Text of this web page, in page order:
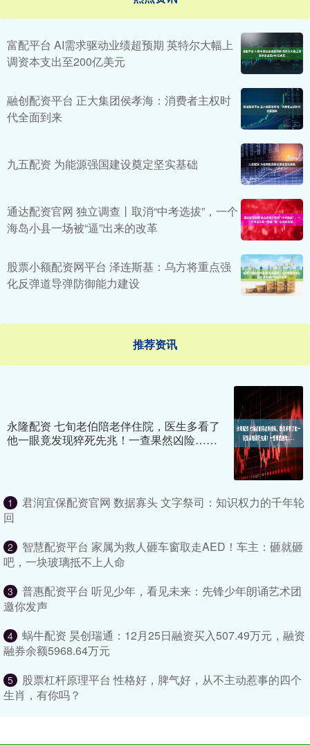
富配平台 AI需求驱动业绩超预期 英特尔大幅上
调资本支出至200亿美元
融创配资平台 正大集团侯孝海：消费者主权时
代全面到来
九五配资 为能源强国建设奠定坚实基础
通达配资官网 独立调查丨取消“中考选拔”，一个
海岛小县一场被“逼”出来的改革
股票小额配资网平台 泽连斯基：乌方将重点强
化反弹道导弹防御能力建设
推荐资讯
永隆配资 七旬老伯陪老伴住院，医生多看了
他一眼竟发现猝死先兆！一查果然凶险……
1
君润宜保配资官网 数据寡头 文字祭司：知识权力的千年轮
回
2
智慧配资平台 家属为救人砸车窗取走AED！车主：砸就砸
吧，一块玻璃抵不上人命
3
普惠配资平台 听见少年，看见未来：先锋少年朗诵艺术团
邀你发声
4
蜗牛配资 昊创瑞通：12月25日融资买入507.49万元，融资
融券余额5968.64万元
5
股票杠杆原理平台 性格好，脾气好，从不主动惹事的四个
生肖，有你吗？